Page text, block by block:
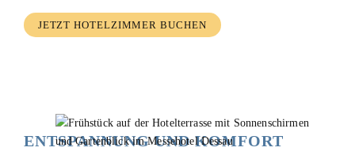
JETZT HOTELZIMMER BUCHEN
ENTSPANNUNG UND KOMFORT